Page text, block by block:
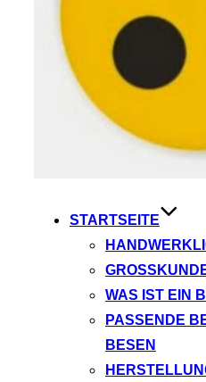
STARTSEITE
WAS IST EIN
PASSENDE
BESEN